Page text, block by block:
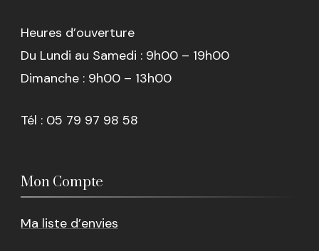
Heures d’ouverture
Du Lundi au Samedi : 9h00 – 19h00
Dimanche : 9h00 – 13h00
Tél : 05 79 97 98 58
Mon Compte
Ma liste d’envies